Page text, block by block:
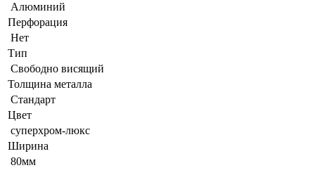
Алюминий
Перфорация
Нет
Тип
Свободно висящий
Толщина металла
Стандарт
Цвет
суперхром-люкс
Ширина
80мм